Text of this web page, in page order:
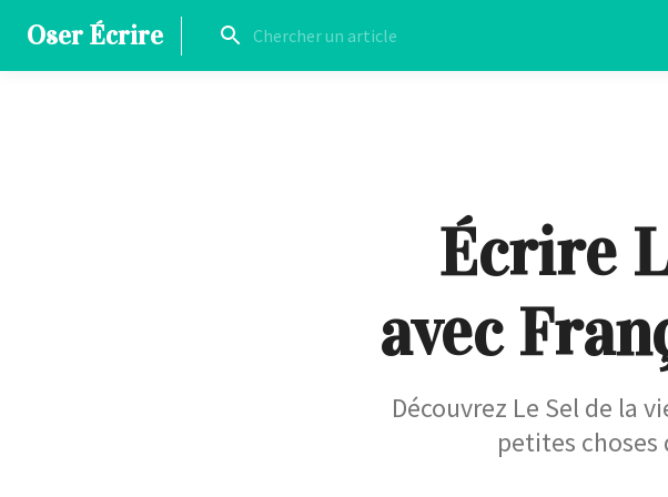
Oser Écrire
Écrire
avec
Découvrez Le Sel de la
petites choses